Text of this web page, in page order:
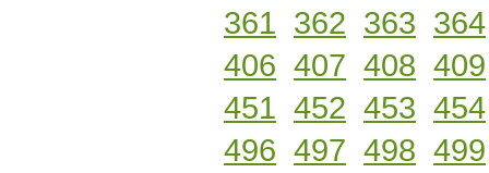
361 362 363 364
406 407 408 409
451 452 453 454
496 497 498 499